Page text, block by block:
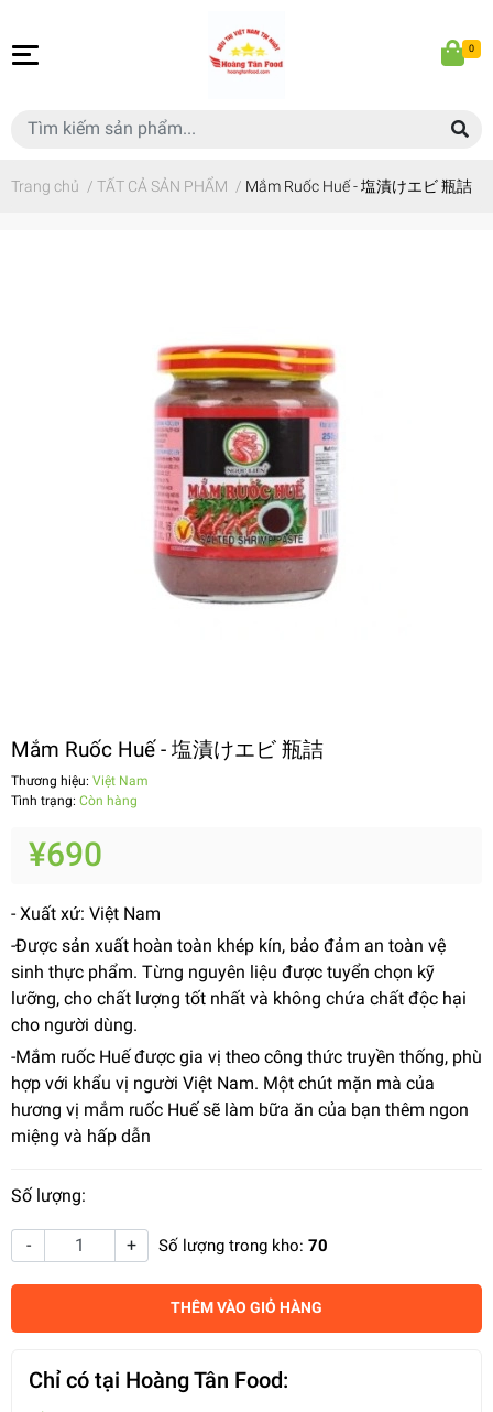
0
Trang chủ / TẤT CẢ SẢN PHẨM / Mắm Ruốc Huế - 塩漬けエビ 瓶詰
Mắm Ruốc Huế - 塩漬けエビ 瓶詰
Thương hiệu: Việt Nam
Tình trạng: Còn hàng
¥690
- Xuất xứ: Việt Nam
-Được sản xuất hoàn toàn khép kín, bảo đảm an toàn vệ
sinh thực phẩm. Từng nguyên liệu được tuyển chọn kỹ
lưỡng, cho chất lượng tốt nhất và không chứa chất độc hại
cho người dùng.
-Mắm ruốc Huế được gia vị theo công thức truyền thống, phù
hợp với khẩu vị người Việt Nam. Một chút mặn mà của
hương vị mắm ruốc Huế sẽ làm bữa ăn của bạn thêm ngon
miệng và hấp dẫn
Số lượng:
- + Số lượng trong kho: 70
THÊM VÀO GIỎ HÀNG
Chỉ có tại Hoàng Tân Food: